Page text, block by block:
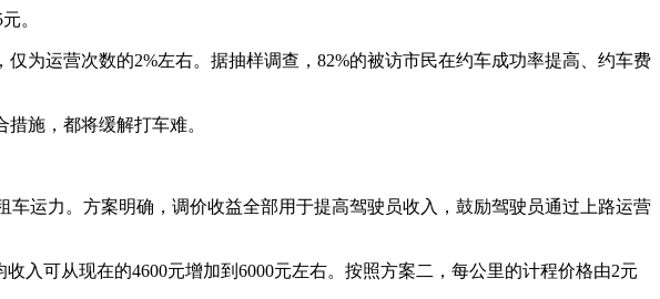
。
为运营次数的2%左右。据抽样调查，82%的被访市民在约车成功率提高、约车费
施，都将缓解打车难。
运力。方案明确，调价收益全部用于提高驾驶员收入，鼓励驾驶员通过上路运营
入可从现在的4600元增加到6000元左右。按照方案二，每公里的计程价格由2元